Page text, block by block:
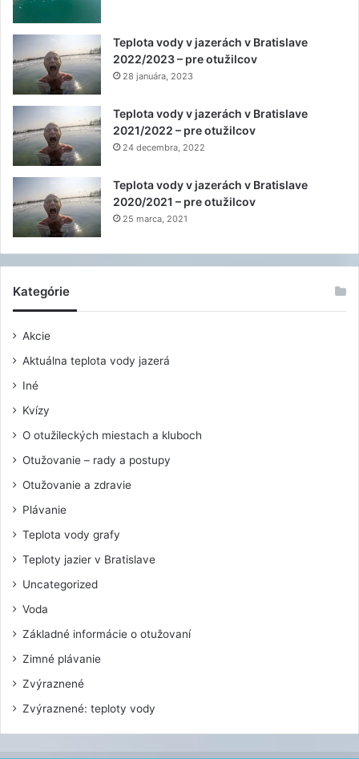
Teplota vody v jazerách v Bratislave
2022/2023 – pre otužilcov
28 januára, 2023
Teplota vody v jazerách v Bratislave
2021/2022 – pre otužilcov
24 decembra, 2022
Teplota vody v jazerách v Bratislave
2020/2021 – pre otužilcov
25 marca, 2021
Kategórie
Akcie
Aktuálna teplota vody jazerá
Iné
Kvízy
O otužileckých miestach a kluboch
Otužovanie – rady a postupy
Otužovanie a zdravie
Plávanie
Teplota vody grafy
Teploty jazier v Bratislave
Uncategorized
Voda
Základné informácie o otužovaní
Zimné plávanie
Zvýraznené
Zvýraznené: teploty vody